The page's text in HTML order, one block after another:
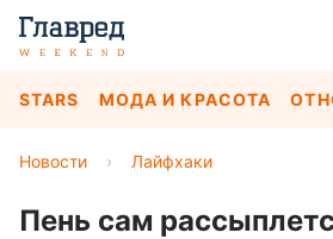
STARS МОДА И КРАСОТА
Новости › Лайфхаки
Пень сам